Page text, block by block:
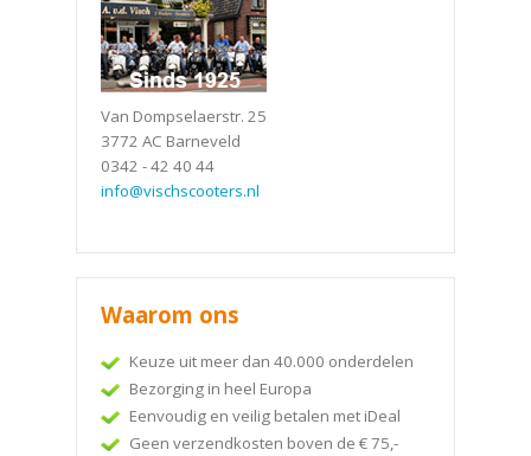
Van Dompselaerstr. 25
3772 AC Barneveld
0342 - 42 40 44
info@vischscooters.nl
Waarom ons
Keuze uit meer dan 40.000 onderdelen
Bezorging in heel Europa
Eenvoudig en veilig betalen met iDeal
Geen verzendkosten boven de € 75,-